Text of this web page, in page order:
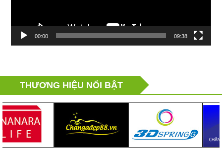
00:00 09:38
THƯƠNG HIỆU NỔI BẬT